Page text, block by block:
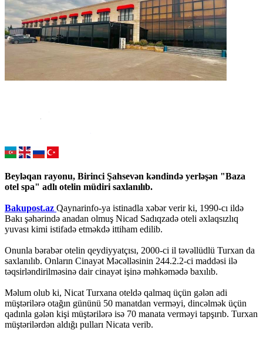
Beyləqan rayonu, Birinci Şahsevən kəndində yerləşən "Baza
otel spa" adlı otelin müdiri saxlanılıb.
Bakupost.az Qaynarinfo-ya istinadla xəbər verir ki, 1990-cı ildə
Bakı şəhərində anadan olmuş Nicad Sadıqzadə oteli əxlaqsızlıq
yuvası kimi istifadə etməkdə ittiham edilib.
Onunla bərabər otelin qeydiyyatçısı, 2000-ci il təvəllüdlü Turxan da
saxlanılıb. Onların Cinayət Məcəlləsinin 244.2.2-ci maddəsi ilə
təqsirləndirilməsinə dair cinayət işinə məhkəmədə baxılıb.
Məlum olub ki, Nicat Turxana oteldə qalmaq üçün gələn adi
müştərilərə otağın gününü 50 manatdan verməyi, dincəlmək üçün
qadınla gələn kişi müştərilərə isə 70 manata verməyi tapşırıb. Turxan
müştərilərdən aldığı pulları Nicata verib.